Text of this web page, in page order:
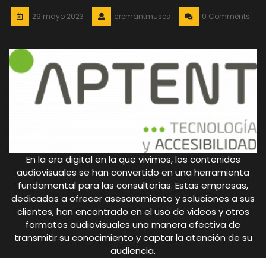
29 mayo 2023 cremantmuses 0 Comments
En la era digital en la que vivimos, los contenidos
audiovisuales se han convertido en una herramienta
fundamental para las consultorías. Estas empresas,
dedicadas a ofrecer asesoramiento y soluciones a sus
clientes, han encontrado en el uso de videos y otros
formatos audiovisuales una manera efectiva de
transmitir su conocimiento y captar la atención de su
audiencia.